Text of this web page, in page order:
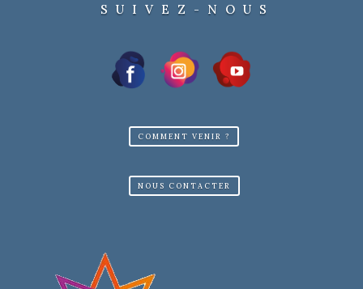
SUIVEZ-NOUS
COMMENT VENIR ?
NOUS CONTACTER